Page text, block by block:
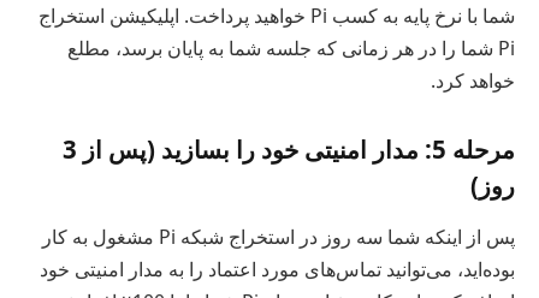
شما با نرخ پایه به کسب Pi خواهید پرداخت. اپلیکیشن استخراج
Pi شما را در هر زمانی که جلسه شما به پایان برسد، مطلع
خواهد کرد.
مرحله 5: مدار امنیتی خود را بسازید (پس از 3
روز)
پس از اینکه شما سه روز در استخراج شبکه Pi مشغول به کار
بوده‌اید، می‌توانید تماس‌های مورد اعتماد را به مدار امنیتی خود